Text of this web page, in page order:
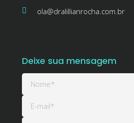
ola@dralillianrocha.com.br
Deixe sua mensagem